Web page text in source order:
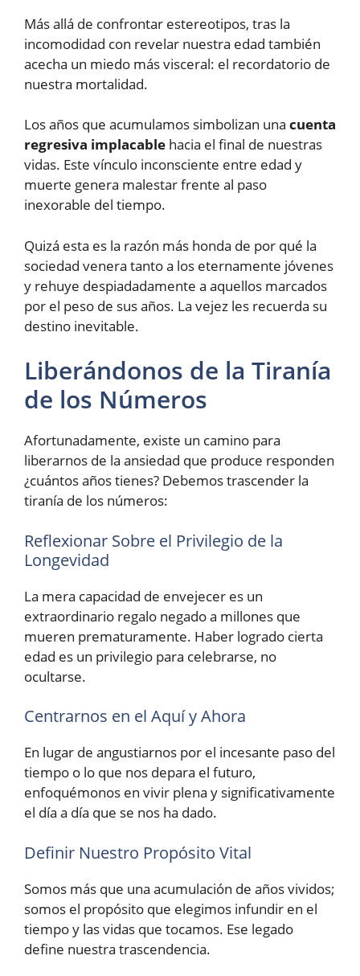
Más allá de confrontar estereotipos, tras la
incomodidad con revelar nuestra edad también
acecha un miedo más visceral: el recordatorio de
nuestra mortalidad.
Los años que acumulamos simbolizan una cuenta
regresiva implacable hacia el final de nuestras
vidas. Este vínculo inconsciente entre edad y
muerte genera malestar frente al paso
inexorable del tiempo.
Quizá esta es la razón más honda de por qué la
sociedad venera tanto a los eternamente jóvenes
y rehuye despiadadamente a aquellos marcados
por el peso de sus años. La vejez les recuerda su
destino inevitable.
Liberándonos de la Tiranía
de los Números
Afortunadamente, existe un camino para
liberarnos de la ansiedad que produce responden
¿cuántos años tienes? Debemos trascender la
tiranía de los números:
Reflexionar Sobre el Privilegio de la
Longevidad
La mera capacidad de envejecer es un
extraordinario regalo negado a millones que
mueren prematuramente. Haber logrado cierta
edad es un privilegio para celebrarse, no
ocultarse.
Centrarnos en el Aquí y Ahora
En lugar de angustiarnos por el incesante paso del
tiempo o lo que nos depara el futuro,
enfoquémonos en vivir plena y significativamente
el día a día que se nos ha dado.
Definir Nuestro Propósito Vital
Somos más que una acumulación de años vividos;
somos el propósito que elegimos infundir en el
tiempo y las vidas que tocamos. Ese legado
define nuestra trascendencia.